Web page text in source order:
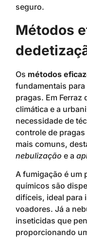
seguro.
Métodos
Os métodos
fundamentais
pragas. Em Ferraz
climática e a
necessidade de
controle de
mais comuns,
nebulização e a
A fumigação é um
químicos são
difíceis, ideal para
voadores. Já a
inseticidas que
proporcionando